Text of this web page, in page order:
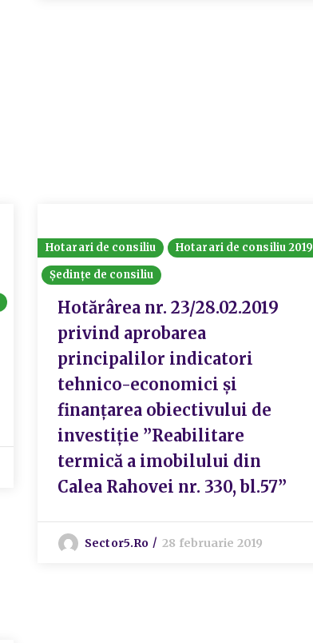
Hotarari de consiliu
Hotarari de consiliu 2019
Ședințe de consiliu
Hotărârea nr. 23/28.02.2019
privind aprobarea
principalilor indicatori
tehnico-economici și
finanțarea obiectivului de
investiție ”Reabilitare
termică a imobilului din
Calea Rahovei nr. 330, bl.57”
Sector5.ro 28 februarie 2019